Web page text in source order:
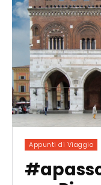
Appunti di Viaggio